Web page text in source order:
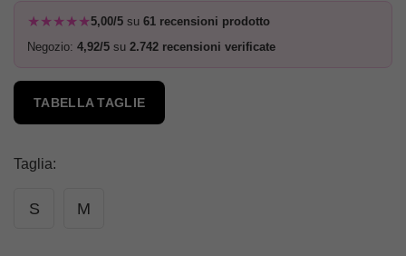
★★★★★5,00/5 su 61 recensioni prodotto
Negozio: 4,92/5 su 2.742 recensioni verificate
TABELLA TAGLIE
Taglia:
S M